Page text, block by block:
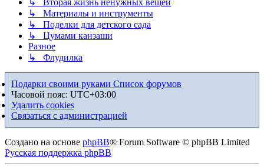
↳ Вторая жизнь ненужных вещей
↳ Материалы и инструменты
↳ Поделки для детского сада
↳ Цумами канзаши
Разное
↳ Флудилка
Подарки своими руками Список форумов
Часовой пояс: UTC+03:00
Удалить cookies
Связаться с администрацией
Создано на основе phpBB® Forum Software © phpBB Limited
Русская поддержка phpBB